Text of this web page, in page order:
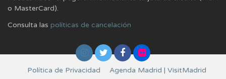
o MasterCard).
Consulta las políticas de cancelación
Política de Privacidad Agenda Madrid | VisitMadrid